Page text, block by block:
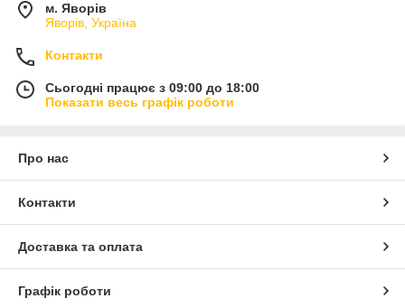
м. Яворів
Яворів, Україна
Контакти
Сьогодні працює з 09:00 до 18:00
Показати весь графік роботи
Про нас
Контакти
Доставка та оплата
Графік роботи